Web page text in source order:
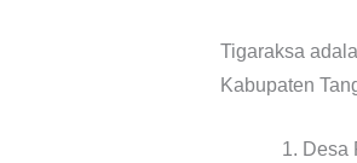
Tigaraksa
Kabupaten
Desa